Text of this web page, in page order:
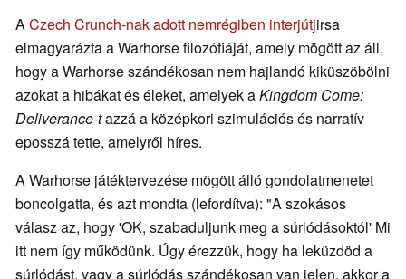
ACzech Crunch-nak adott nemrégiben interjútjirsa
elmagyarázta a Warhorse filozófiáját, amely mögött az áll,
hogy a Warhorse szándékosan nem hajlandó kiküszöbölni
azokat a hibákat és éleket, amelyek aKingdom Come:
Deliverance-tazzá a középkori szimulációs és narratív
eposszá tette, amelyről híres.
A Warhorse játéktervezése mögött álló gondolatmenetet
boncolgatta, és azt mondta (lefordítva): "A szokásos
válasz az, hogy 'OK, szabaduljunk meg a súrlódásoktól' Mi
itt nem így működünk. Úgy érezzük, hogy ha leküzdöd a
súrlódást, vagy a súrlódás szándékosan van jelen, akkor a